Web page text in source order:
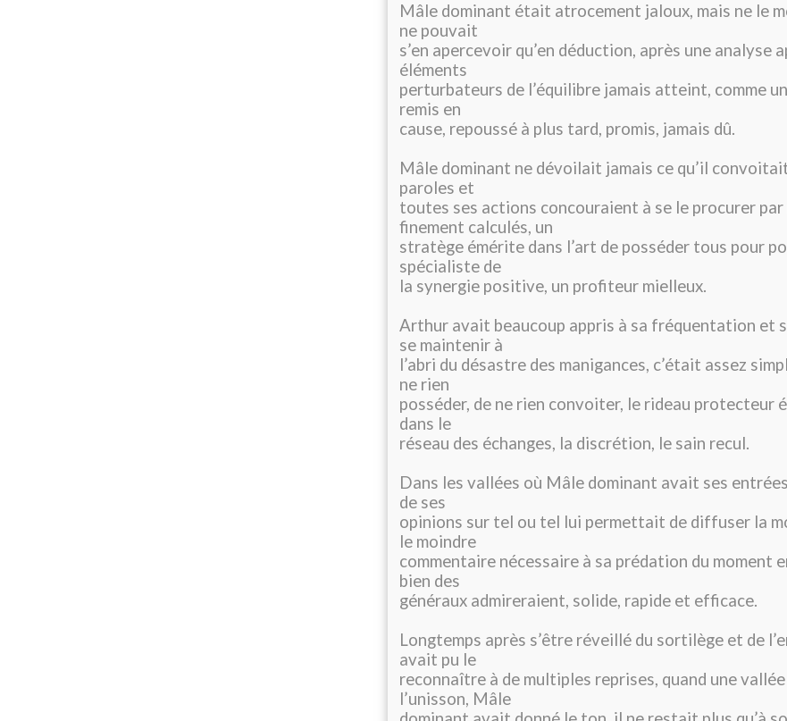
Mâle dominant était atrocement jaloux, mais ne le
ne pouvait
s’en apercevoir qu’en déduction, après une analyse
éléments
perturbateurs de l’équilibre jamais atteint, comme
remis en
cause, repoussé à plus tard, promis, jamais dû.
Mâle dominant ne dévoilait jamais ce qu’il
paroles et
toutes ses actions concouraient à se le procurer
finement calculés, un
stratège émérite dans l’art de posséder tous pour
spécialiste de
la synergie positive, un profiteur mielleux.
Arthur avait beaucoup appris à sa fréquentation et
se maintenir à
l’abri du désastre des manigances, c’était assez
ne rien
posséder, de ne rien convoiter, le rideau protecteur
dans le
réseau des échanges, la discrétion, le sain recul.
Dans les vallées où Mâle dominant avait ses
de ses
opinions sur tel ou tel lui permettait de diffuser la
le moindre
commentaire nécessaire à sa prédation du moment
bien des
généraux admireraient, solide, rapide et efficace.
Longtemps après s’être réveillé du sortilège et de
avait pu le
reconnaître à de multiples reprises, quand une
l’unisson, Mâle